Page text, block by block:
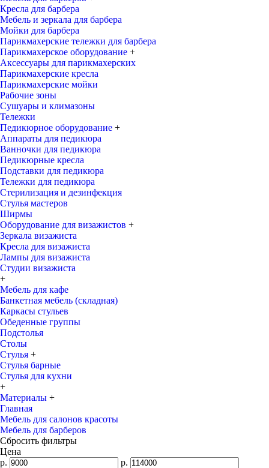
Кресла для барбера
Мебель и зеркала для барбера
Мойки для барбера
Парикмахерские тележки для барбера
Парикмахерское оборудование +
Аксессуары для парикмахерских
Парикмахерские кресла
Парикмахерские мойки
Рабочие зоны
Сушуары и климазоны
Тележки
Педикюрное оборудование +
Аппараты для педикюра
Ванночки для педикюра
Педикюрные кресла
Подставки для педикюра
Тележки для педикюра
Стерилизация и дезинфекция
Стулья мастеров
Ширмы
Оборудование для визажистов +
Зеркала визажиста
Кресла для визажиста
Лампы для визажиста
Студии визажиста
+
Мебель для кафе
Банкетная мебель (складная)
Каркасы стульев
Обеденные группы
Подстолья
Столы
Стулья +
Стулья барные
Стулья для кухни
+
Материалы +
Главная
Мебель для салонов красоты
Мебель для барберов
Сбросить фильтры
Цена
р.
р.